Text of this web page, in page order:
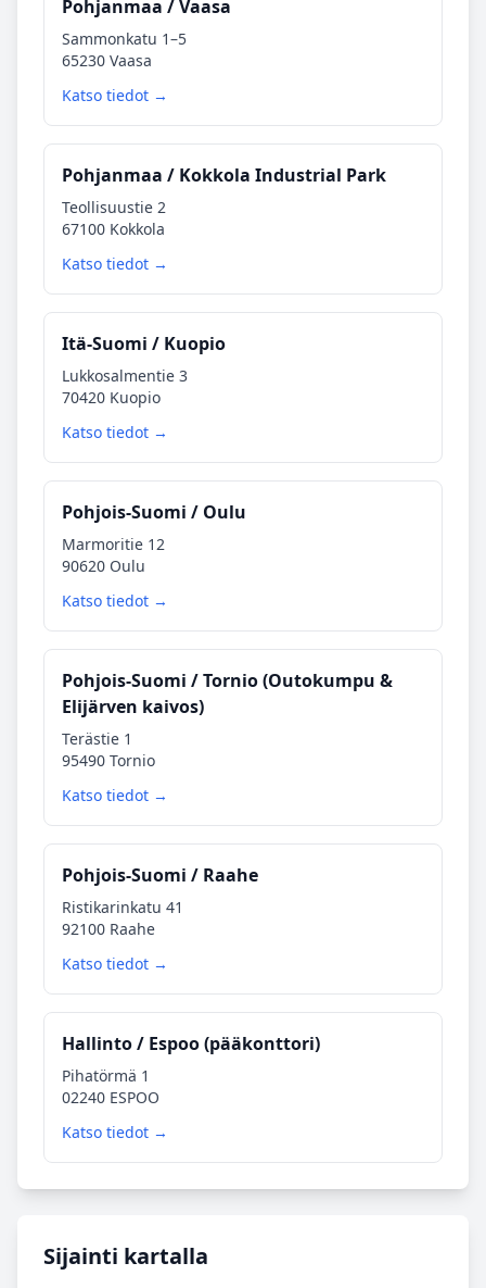
Pohjanmaa / Vaasa
Sammonkatu 1–5
65230 Vaasa
Katso tiedot →
Pohjanmaa / Kokkola Industrial Park
Teollisuustie 2
67100 Kokkola
Katso tiedot →
Itä‑Suomi / Kuopio
Lukkosalmentie 3
70420 Kuopio
Katso tiedot →
Pohjois‑Suomi / Oulu
Marmoritie 12
90620 Oulu
Katso tiedot →
Pohjois‑Suomi / Tornio (Outokumpu &
Elijärven kaivos)
Terästie 1
95490 Tornio
Katso tiedot →
Pohjois‑Suomi / Raahe
Ristikarinkatu 41
92100 Raahe
Katso tiedot →
Hallinto / Espoo (pääkonttori)
Pihatörmä 1
02240 ESPOO
Katso tiedot →
Sijainti kartalla